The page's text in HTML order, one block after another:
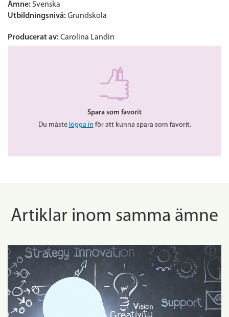
Ämne: Svenska
Utbildningsnivå: Grundskola
Producerat av: Carolina Landin
Spara som favorit
Du måste logga in för att kunna spara som favorit.
Artiklar inom samma ämne